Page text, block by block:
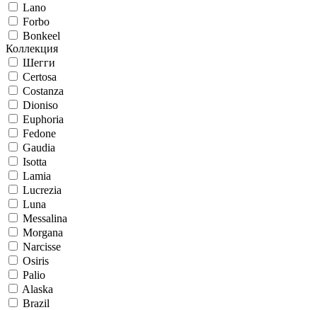
Lano
Forbo
Bonkeel
Коллекция
Шегги
Certosa
Costanza
Dioniso
Euphoria
Fedone
Gaudia
Isotta
Lamia
Lucrezia
Luna
Messalina
Morgana
Narcisse
Osiris
Palio
Alaska
Brazil